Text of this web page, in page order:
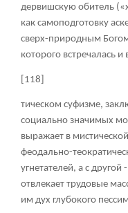
дервишскую обитель
как самоподготовку
сверх-природным
которого встречалась и
[118]
тическом суфизме,
социально значимых
выражает в
феодально-
угнетателей, а с
отвлекает трудовые
им дух глубокого